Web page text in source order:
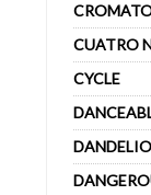
CUATRO
CYCLE